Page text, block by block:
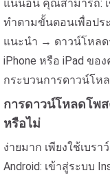
แน่นอน คุณสามารถ: เ
ทำตามขั้นตอนเพื่อปร
แนะนำ → ดาวน์โหล
iPhone หรือ iPad ขอ
กระบวนการดาวน์โห
การดาวน์โหลดโพส
หรือไม่
ง่ายมาก เพียงใช้เบรา
Android: เข้าสู่ระบบ